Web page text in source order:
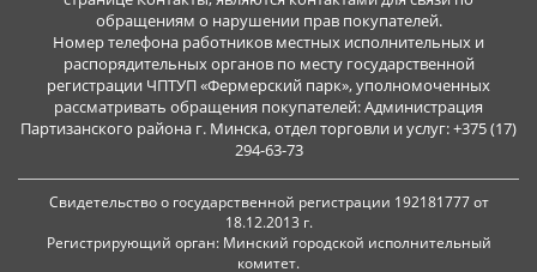
обращениям о нарушении прав покупателей.
Номер телефона работников местных исполнительных и
распорядительных органов по месту государственной
регистрации ЧПТУП «Фермерский парк», уполномоченных
рассматривать обращения покупателей: Администрация
Партизанского района г. Минска, отдел торговли и услуг: +375 (17)
294-63-73
Свидетельство о государственной регистрации 192181777 от
18.12.2013 г.
Регистрирующий орган: Минский городской исполнительный
комитет.